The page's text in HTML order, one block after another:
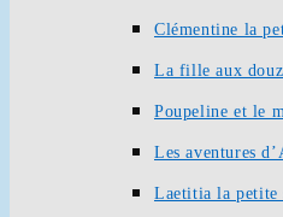
Clémentine la
La fille aux
Poupeline et le
Les aventures
Laetitia la petite